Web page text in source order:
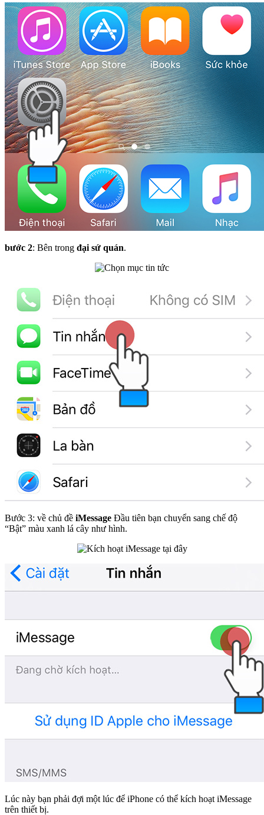
bước 2: Bên trong đại sứ quán.
Bước 3: về chủ đề iMessage Đầu tiên bạn chuyển sang chế độ
“Bật” màu xanh lá cây như hình.
Lúc này bạn phải đợi một lúc để iPhone có thể kích hoạt iMessage
trên thiết bị.